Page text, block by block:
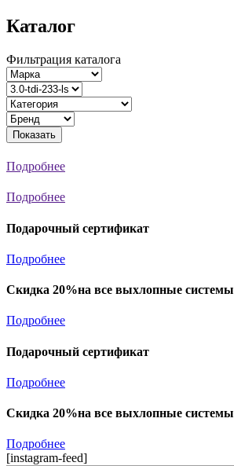
Каталог
Фильтрация каталога
Показать
Подробнее
Подробнее
Подарочный сертификат
Подробнее
Скидка 20%на все выхлопные системы
Подробнее
Подарочный сертификат
Подробнее
Скидка 20%на все выхлопные системы
Подробнее
[instagram-feed]